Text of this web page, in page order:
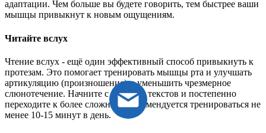
адаптации. Чем больше вы будете говорить, тем быстрее ваши
мышцы привыкнут к новым ощущениям.
Читайте вслух
Чтение вслух - ещё один эффективный способ привыкнуть к
протезам. Это помогает тренировать мышцы рта и улучшать
артикуляцию (произношение) и уменьшить чрезмерное
слюнотечение. Начните с простых текстов и постепенно
переходите к более сложным. Рекомендуется тренироваться не
менее 10-15 минут в день.